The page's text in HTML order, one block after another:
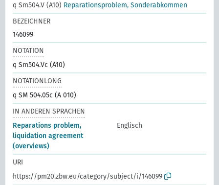
q Sm504.V (A10) Reparationsproblem, Sonderabkommen
BEZEICHNER
146099
NOTATION
q Sm504.Vc (A10)
NOTATIONLONG
q SM 504.05c (A 010)
IN ANDEREN SPRACHEN
Reparations problem,
liquidation agreement
(overviews)
Englisch
URI
https://pm20.zbw.eu/category/subject/i/146099